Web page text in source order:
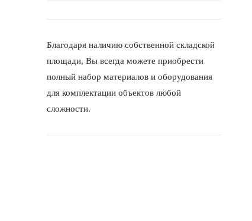
Благодаря наличию собственной складской
площади, Вы всегда можете приобрести
полный набор материалов и оборудования
для комплектации объектов любой
сложности.